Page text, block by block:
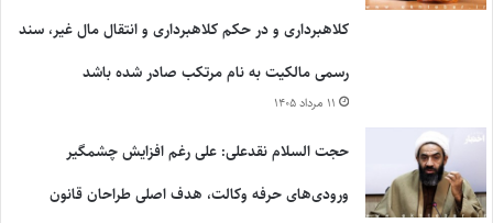
کلاهبرداری و در حکم کلاهبرداری و انتقال مال غیر، سند
رسمی مالکیت به نام مرتکب صادر شده باشد
۱۱ مرداد ۱۴۰۵
حجت السلام نقدعلی: علی رغم افزایش چشمگیر
ورودی‌های حرفه وکالت، هدف اصلی طراحان قانون